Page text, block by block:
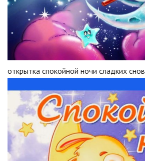
открытка спокойной ночи сладких снов